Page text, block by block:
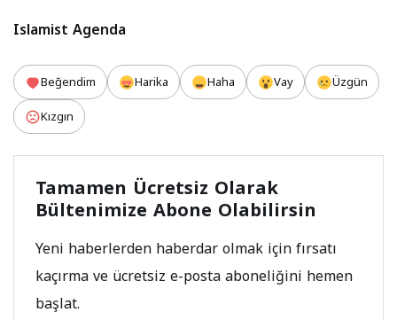
Islamist Agenda
Beğendim Harika Haha Vay
Üzgün
Kızgın
Tamamen Ücretsiz Olarak
Bültenimize Abone Olabilirsin
Yeni haberlerden haberdar olmak için fırsatı
kaçırma ve ücretsiz e-posta aboneliğini hemen
başlat.